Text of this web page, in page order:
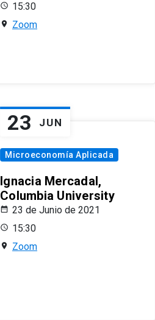
15:30
Zoom
23 JUN
Microeconomía Aplicada
Ignacia Mercadal,
Columbia University
23 de Junio de 2021
15:30
Zoom